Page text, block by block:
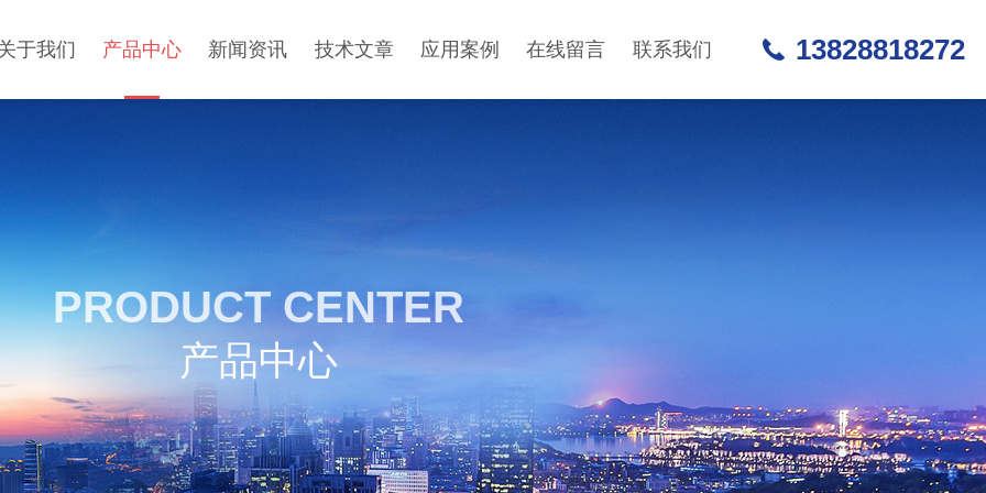
于我们 产品中心 新闻资讯 技术文章 应用案例 在线留言 联系我们 13828818272
PRODUCT CENTER
产品中心